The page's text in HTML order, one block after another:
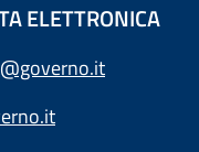
ELETTRONICA